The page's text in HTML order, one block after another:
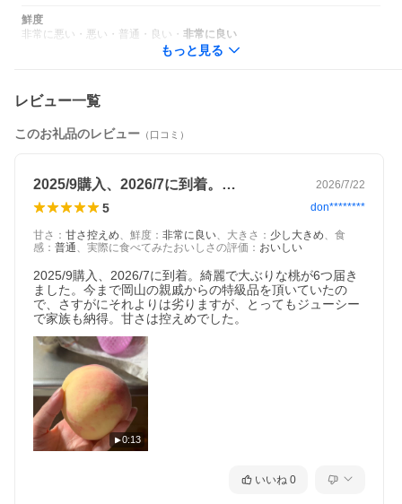
了承ください。
・同じ系統種でも収穫時期や天候により“軟らかめ”または“硬め”の
桃になる場合がございます。
・外箱は予告なく変更となる場合がございます。予めご了承下さ
い。
※長期不在により受け取れなかった場合の再送はいたしかねま
す。
※返礼品のお届け日は指定できません。
このページは、提供元からの情報に基づき、作成・掲載をしてい
提供元の規格変更などに伴い、お礼品は、本サイト掲載の情報か
ら予告なく変更となる場合がございます。
お礼品に関する義務表示事項(原材料、栄養成分、アレルギー情
報、添加物など)については、お礼品到着後、お礼品の包装容器の
表示ラベルをご確認ください。
・山梨県山梨市のふるさと納税のお礼品となります。
・特定の自治体に対し金銭を寄附することを目的としたサービス
となります。
・こちらは、寄附を行ったことへの謝礼として、その自治体が利
用者に提供する物品またはサービスとなります。
・画像はイメージです。
・こちらのお礼品は、当自治体以外にお住まいの方のみへのお届
鮮度
非常に悪い ・ 悪い ・ 普通 ・ 良い ・ 非常に良い
もっと見る
レビュー一覧
このお礼品のレビュー （口コミ）
2025/9購入、2026/7に到着。… 2026/7/22
5 don********
甘さ ： 甘さ控えめ、 鮮度 ： 非常に良い、 大きさ ： 少し大きめ、 食
感 ： 普通、 実際に食べてみたおいしさの評価 ： おいしい
2025/9購入、2026/7に到着。綺麗で大ぶりな桃が6つ届き
ました。今まで岡山の親戚からの特級品を頂いていたの
で、さすがにそれよりは劣りますが、とってもジューシー
で家族も納得。甘さは控えめでした。
0:13
いいね 0